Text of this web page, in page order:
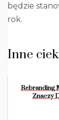
będzie
rok.
Inne
Rebranding
Znaczy